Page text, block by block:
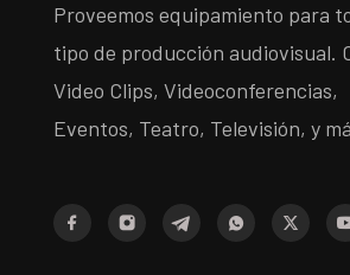
Proveemos equipamiento para
tipo de producción audiovisual.
Video Clips, Videoconferencias,
Eventos, Teatro, Televisión, y